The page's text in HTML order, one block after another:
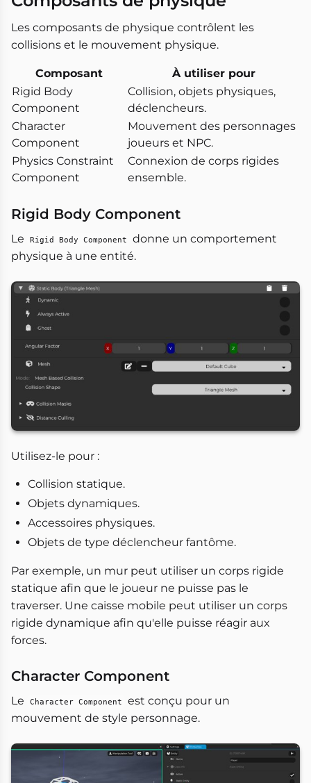
Les composants de physique contrôlent les
collisions et le mouvement physique.
Composant
À utiliser pour
Rigid Body
Component
Collision, objets physiques,
déclencheurs.
Character
Component
Mouvement des personnages
joueurs et NPC.
Physics Constraint
Component
Connexion de corps rigides
ensemble.
Rigid Body Component
Le Rigid Body Component
donne un comportement
physique à une entité.
Utilisez-le pour :
Collision statique.
Objets dynamiques.
Accessoires physiques.
Objets de type déclencheur fantôme.
Par exemple, un mur peut utiliser un corps rigide
statique afin que le joueur ne puisse pas le
traverser. Une caisse mobile peut utiliser un corps
rigide dynamique afin qu'elle puisse réagir aux
forces.
Character Component
Le Character Component
est conçu pour un
mouvement de style personnage.